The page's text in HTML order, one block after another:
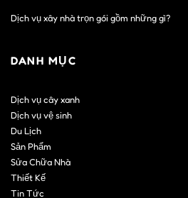
Dịch vụ xây nhà trọn gói gồm những gì?
DANH MỤC
Dịch vụ cây xanh
Dịch vụ vệ sinh
Du Lịch
Sản Phẩm
Sửa Chữa Nhà
Thiết Kế
Tin Tức